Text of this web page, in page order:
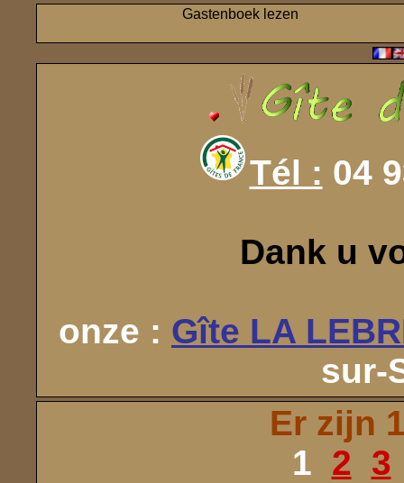
Gastenboek lezen
Tél : 04
Dank u
onze : Gîte LA
sur-
Er zijn
1 2 3